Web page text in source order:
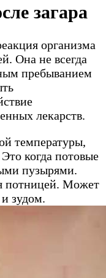
загара
организма
Она не всегда
пребыванием
лекарств.
температуры,
когда потовые
пузырями.
потницей. Может
зудом.